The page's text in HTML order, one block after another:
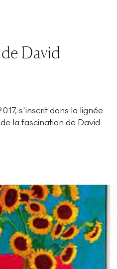
David
s'inscrit dans la lignée
la fascination de David